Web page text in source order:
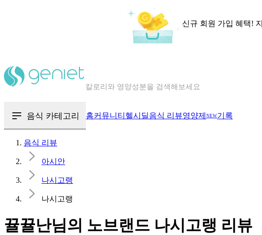
신규 회원 가입 혜택!
혈당 · 다이어트 음식 검색해보세요
음식 카테고리 홈커뮤니티 헬시딜음식 리뷰영양제 NEW기록
음식 리뷰
아시안
나시고랭
나시고랭
뀰뀰난님의 노브랜드 나시고랭 리뷰